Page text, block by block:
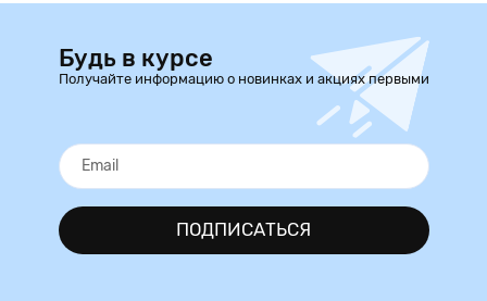
Будь в курсе
Получайте информацию о новинках и акциях первыми
ПОДПИСАТЬСЯ